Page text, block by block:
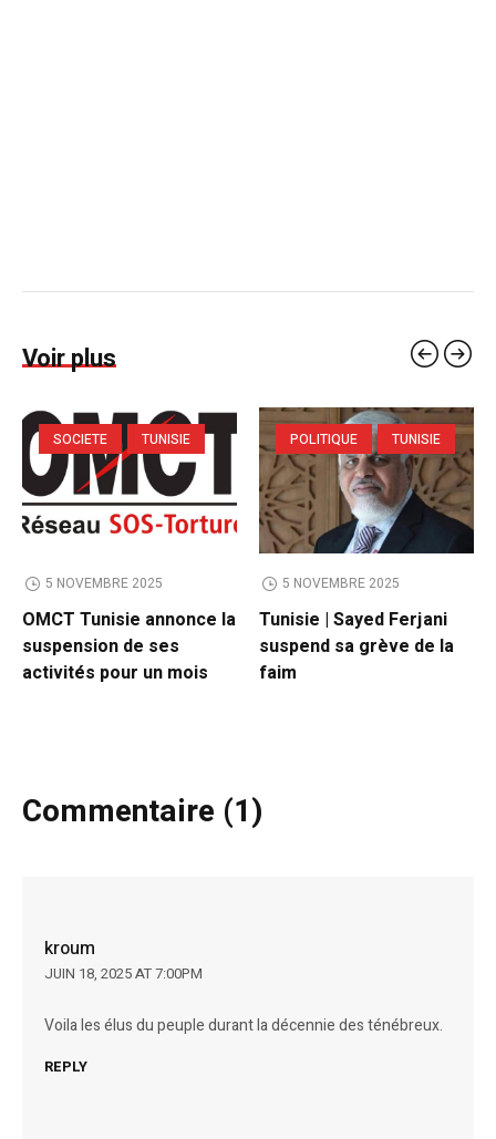
Voir plus
SOCIETE TUNISIE
5 NOVEMBRE 2025
OMCT Tunisie annonce la
suspension de ses
activités pour un mois
POLITIQUE TUNISIE
5 NOVEMBRE 2025
Tunisie | Sayed Ferjani
suspend sa grève de la
faim
Commentaire (1)
kroum
JUIN 18, 2025 AT 7:00PM
Voila les élus du peuple durant la décennie des ténébreux.
REPLY